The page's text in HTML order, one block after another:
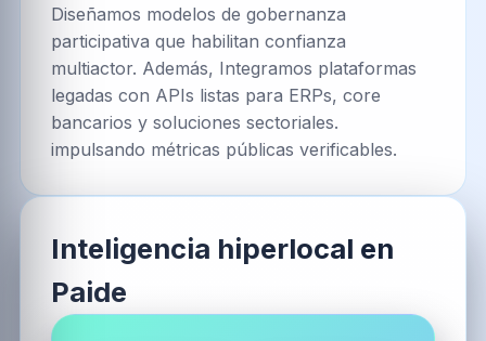
Diseñamos modelos de gobernanza
participativa que habilitan confianza
multiactor. Además, Integramos plataformas
legadas con APIs listas para ERPs, core
bancarios y soluciones sectoriales.
impulsando métricas públicas verificables.
Inteligencia hiperlocal en
Paide